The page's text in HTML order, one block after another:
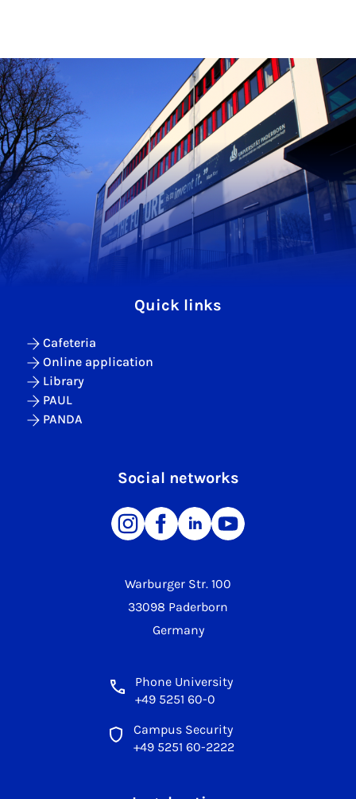
Warburger Str. 100
33098 Paderborn
Germany
Phone University
+49 5251 60-0
Campus Security
+49 5251 60-2222
Quick links
Cafeteria
Online application
Library
PAUL
PANDA
Social networks